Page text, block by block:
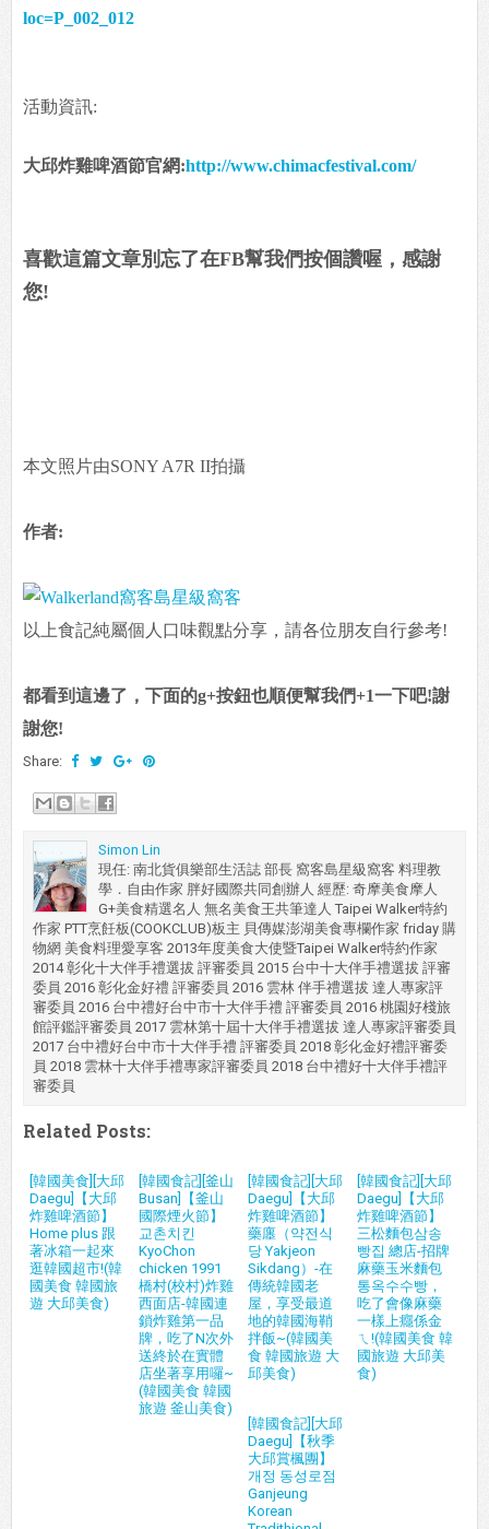
loc=P_002_012
活動資訊:
大邱炸雞啤酒節官網:http://www.chimacfestival.com/
喜歡這篇文章別忘了在FB幫我們按個讚喔，感謝
您!
本文照片由SONY A7R II拍攝
作者:
以上食記純屬個人口味觀點分享，請各位朋友自行參考!
都看到這邊了，下面的g+按鈕也順便幫我們+1一下吧!謝
謝您!
Share:
Simon Lin
現任: 南北貨俱樂部生活誌 部長 窩客島星級窩客 料理教
學．自由作家 胖好國際共同創辦人 經歷: 奇摩美食摩人
G+美食精選名人 無名美食王共筆達人 Taipei Walker特約
作家 PTT烹飪板(COOKCLUB)板主 貝傳媒澎湖美食專欄作家 friday 購
物網 美食料理愛享客 2013年度美食大使暨Taipei Walker特約作家
2014 彰化十大伴手禮選拔 評審委員 2015 台中十大伴手禮選拔 評審
委員 2016 彰化金好禮 評審委員 2016 雲林 伴手禮選拔 達人專家評
審委員 2016 台中禮好台中市十大伴手禮 評審委員 2016 桃園好棧旅
館評鑑評審委員 2017 雲林第十屆十大伴手禮選拔 達人專家評審委員
2017 台中禮好台中市十大伴手禮 評審委員 2018 彰化金好禮評審委
員 2018 雲林十大伴手禮專家評審委員 2018 台中禮好十大伴手禮評
審委員
Related Posts:
[韓國美食][大邱
Daegu]【大邱
炸雞啤酒節】
Home plus 跟
著冰箱一起來
逛韓國超市!(韓
國美食 韓國旅
遊 大邱美食)
[韓國食記][釜山
Busan]【釜山
國際煙火節】
교촌치킨
KyoChon
chicken 1991
橋村(校村)炸雞
西面店-韓國連
鎖炸雞第一品
牌，吃了N次外
送終於在實體
店坐著享用囉~
(韓國美食 韓國
旅遊 釜山美食)
[韓國食記][大邱
Daegu]【大邱
炸雞啤酒節】
藥廛（약전식
당 Yakjeon
Sikdang）-在
傳統韓國老
屋，享受最道
地的韓國海鞘
拌飯~(韓國美
食 韓國旅遊 大
邱美食)
[韓國食記][大邱
Daegu]【大邱
炸雞啤酒節】
三松麵包삼송
빵집 總店-招牌
麻藥玉米麵包
통옥수수빵，
吃了會像麻藥
一樣上癮係金
ㄟ!(韓國美食 韓
國旅遊 大邱美
食)
[韓國食記][大邱
Daegu]【秋季
大邱賞楓團】
개정 동성로점
Ganjeung
Korean